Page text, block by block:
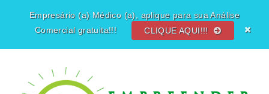
Empresário (a) Médico (a), aplique para sua Análise
Comercial gratuita!!!
CLIQUE AQUI!!!